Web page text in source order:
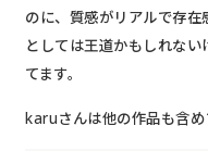
のに、質感がリアルで存
としては王道かもしれな
てます。
karuさんは他の作品も含め